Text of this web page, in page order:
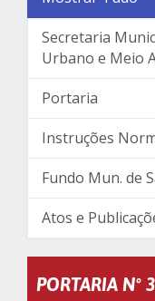
Secretaria
Urbano e Meio
Portaria
Instruções
Fundo Mun. de
Atos e
PORTARIA Nº